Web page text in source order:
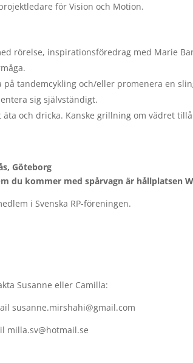
för Vision och Motion.
rörelse, inspirationsföredrag med Marie
på tandemcykling och/eller promenera en
sig självständigt.
och dricka. Kanske grillning om vädret
Göteborg
du kommer med spårvagn är hållplatsen
i Svenska RP-föreningen.
Susanne eller Camilla:
susanne.mirshahi@gmail.com
milla.sv@hotmail.se